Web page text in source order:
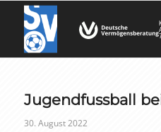
Jugendfussball
30. August 2022